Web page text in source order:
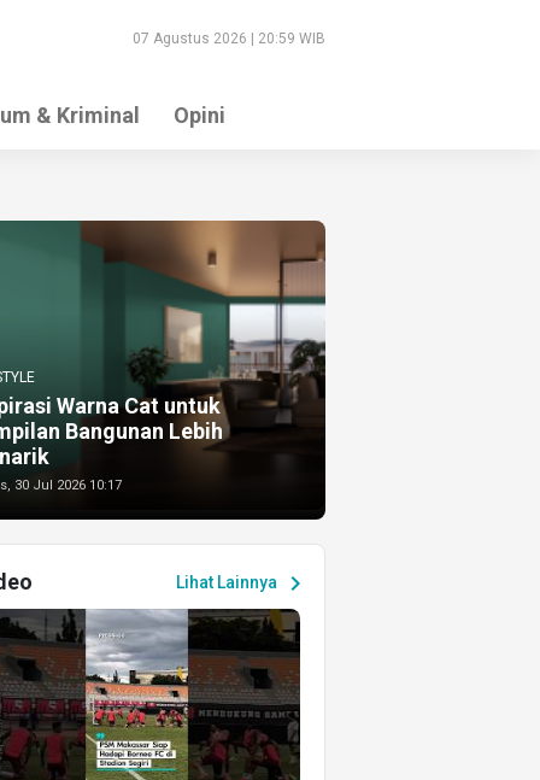
07 Agustus 2026 | 20:59 WIB
& Kriminal Opini
Warna Cat untuk
Bangunan Lebih
30 Jul 2026 10:17
Lihat Lainnya chevron_right